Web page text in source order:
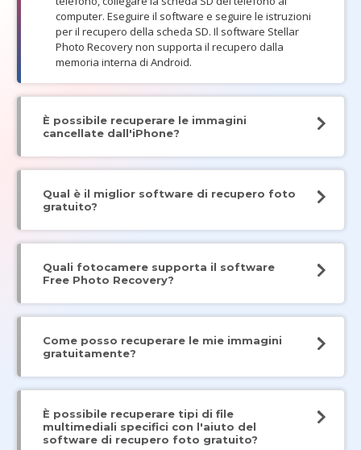
computer. Eseguire il software e seguire le istruzioni
per il recupero della scheda SD. Il software Stellar
Photo Recovery non supporta il recupero dalla
memoria interna di Android.
È possibile recuperare le immagini
cancellate dall'iPhone?
Qual è il miglior software di recupero foto
gratuito?
Quali fotocamere supporta il software
Free Photo Recovery?
Come posso recuperare le mie immagini
gratuitamente?
È possibile recuperare tipi di file
multimediali specifici con l'aiuto del
software di recupero foto gratuito?